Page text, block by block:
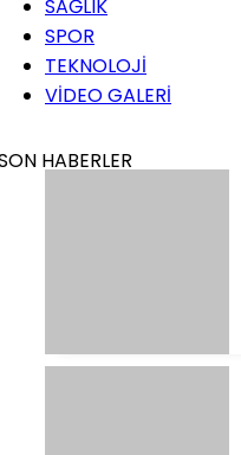
SAĞLIK
SPOR
TEKNOLOJİ
VİDEO GALERİ
HABERLER